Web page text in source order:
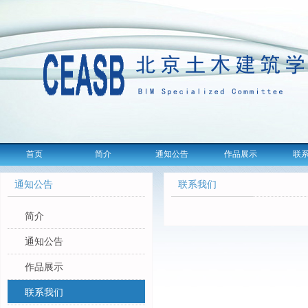
首页 简介 通知公告 作品展示 联
通知公告
简介
通知公告
作品展示
联系我们
联系我们